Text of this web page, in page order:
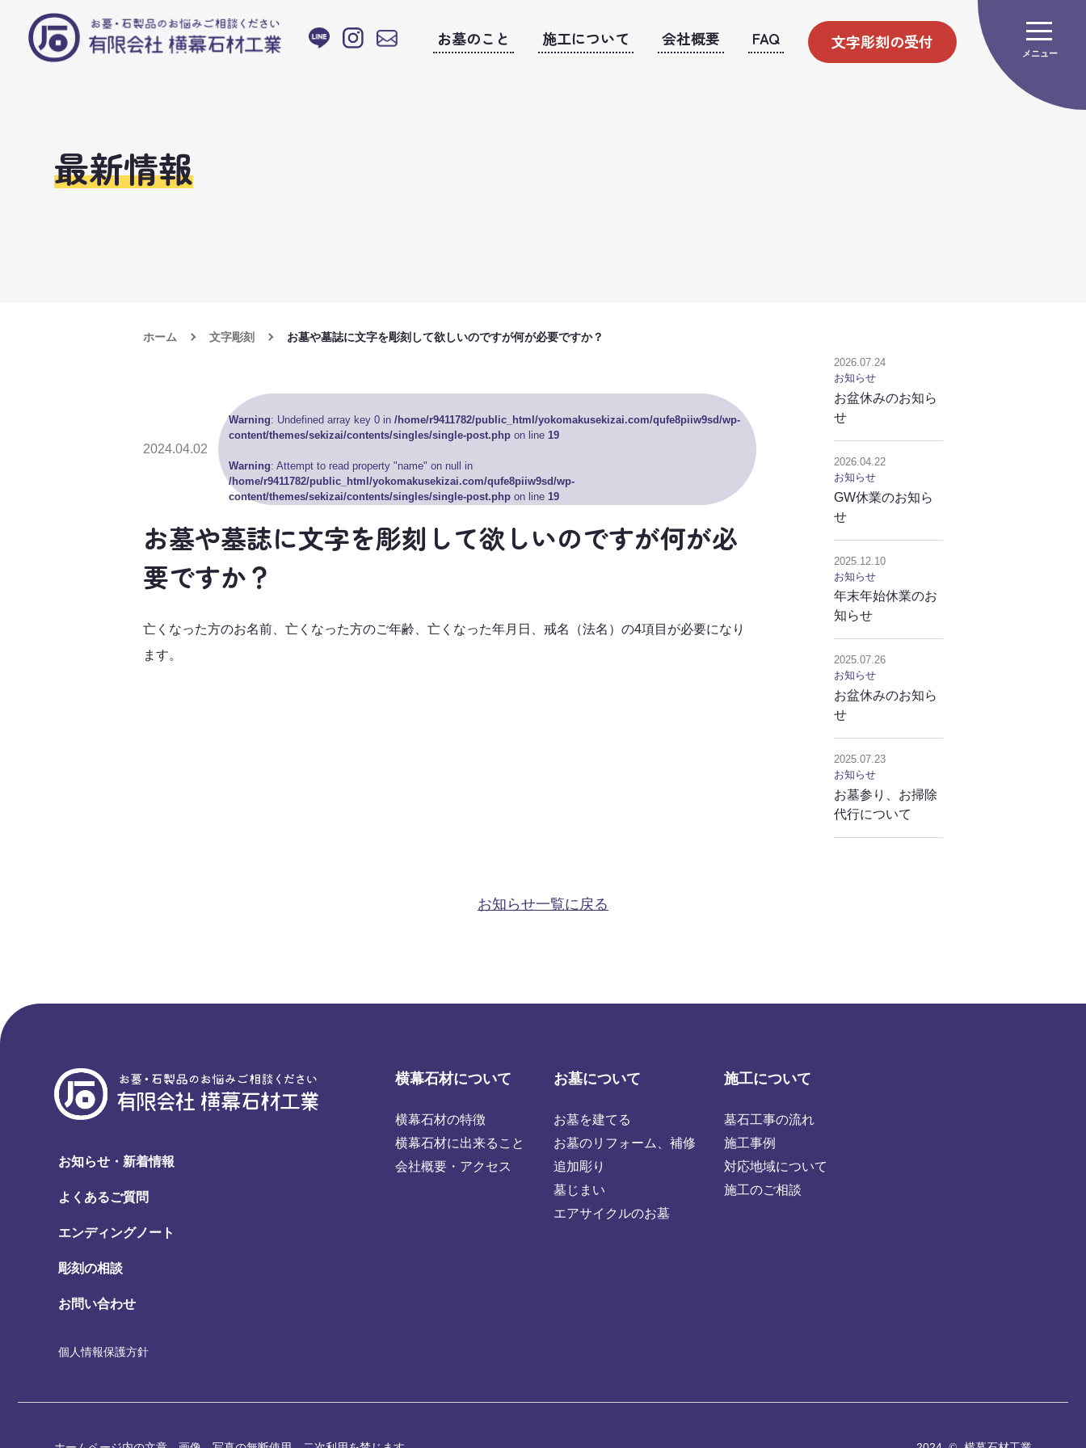
お墓のこと 施工について 会社概要 FAQ 文字彫刻の受付
墓石工事の流れ
施工事例
対応地域について
最新情報
ホーム 文字彫刻 お墓や墓誌に文字を彫刻して欲しいのですが何が必要ですか？
2024.04.02
Warning: Undefined array key 0 in /home/r9411782/public_html/yokomakusekizai.com/qufe8piiw9sd/wp-
content/themes/sekizai/contents/singles/single-post.phpon line 19
Warning: Attempt to read property "name" on null in
/home/r9411782/public_html/yokomakusekizai.com/qufe8piiw9sd/wp-
content/themes/sekizai/contents/singles/single-post.phpon line 19
お墓や墓誌に文字を彫刻して欲しいのですが何が必
要ですか？
亡くなった方のお名前、亡くなった方のご年齢、亡くなった年月日、戒名（法名）の4項目が必要になり
ます。
2026.07.24
お知らせ
お盆休みのお知ら
せ
2026.04.22
お知らせ
GW休業のお知ら
せ
2025.12.10
お知らせ
年末年始休業のお
知らせ
2025.07.26
お知らせ
お盆休みのお知ら
せ
2025.07.23
お知らせ
お墓参り、お掃除
代行について
お知らせ一覧に戻る
お知らせ・新着情報
よくあるご質問
エンディングノート
彫刻の相談
お問い合わせ
個人情報保護方針
横幕石材について
横幕石材の特徴
横幕石材に出来ること
会社概要・アクセス
お墓について
お墓を建てる
お墓のリフォーム、補修
追加彫り
墓じまい
エアサイクルのお墓
施工について
墓石工事の流れ
施工事例
対応地域について
施工のご相談